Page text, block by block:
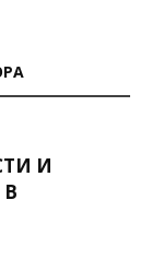
И